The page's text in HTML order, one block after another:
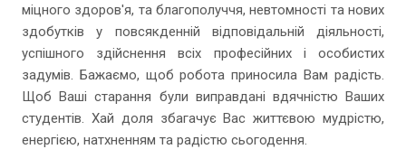
міцного здоров'я, та благополуччя, невтомності та нових
здобутків у повсякденній відповідальній діяльності,
успішного здійснення всіх професійних і особистих
задумів. Бажаємо, щоб робота приносила Вам радість.
Щоб Ваші старання були виправдані вдячністю Ваших
студентів. Хай доля збагачує Вас життєвою мудрістю,
енергією, натхненням та радістю сьогодення.